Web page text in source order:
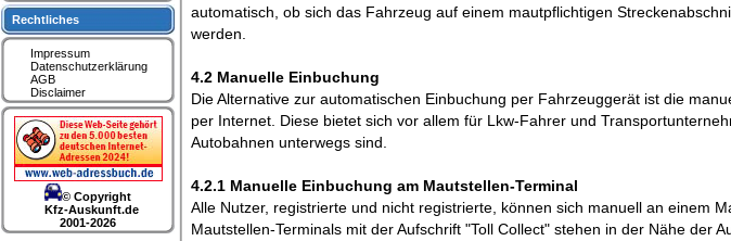
automatisch, ob sich das Fahrzeug auf einem mautpflichtigen
werden.
4.2 Manuelle Einbuchung
Die Alternative zur automatischen Einbuchung per Fahrzeuggerät ist die
per Internet. Diese bietet sich vor allem für Lkw-Fahrer und
Autobahnen unterwegs sind.
4.2.1 Manuelle Einbuchung am Mautstellen-Terminal
Alle Nutzer, registrierte und nicht registrierte, können sich manuell an einem
Mautstellen-Terminals mit der Aufschrift "Toll Collect" stehen in der Nähe der
Rechtliches
Impressum
Datenschutzerklärung
AGB
Disclaimer
© Copyright
Kfz-Auskunft.de
2001-2026